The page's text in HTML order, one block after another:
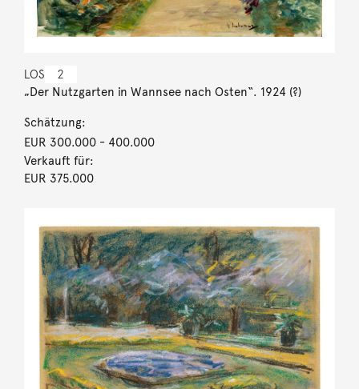
LOS 2
„Der Nutzgarten in Wannsee nach Osten“. 1924 (?)
Schätzung:
EUR 300.000- 400.000
Verkauft für:
EUR 375.000